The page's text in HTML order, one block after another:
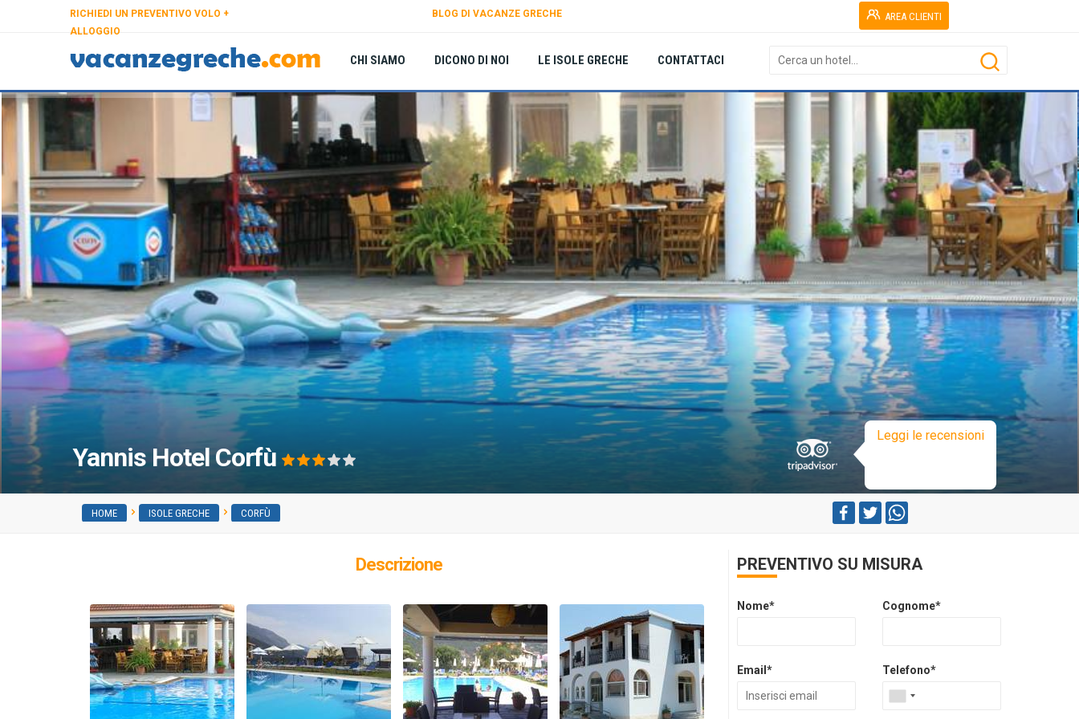
AREA CLIENTI
RICHIEDI UN PREVENTIVO VOLO +
ALLOGGIO
BLOG DI VACANZE GRECHE
CHI SIAMO DICONO DI NOI LE ISOLE GRECHE CONTATTACI
Leggi le recensioni
Yannis Hotel Corfù
HOME ISOLE GRECHE CORFÙ
Descrizione PREVENTIVO SU MISURA
Nome* Cognome*
Email* Telefono*